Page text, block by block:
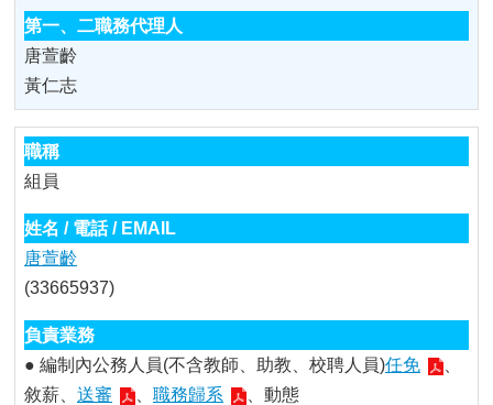
唐萱齡
黃仁志
組員
唐萱齡
(33665937)
● 編制內公務人員(不含教師、助教、校聘人員)任免
敘薪、 送審 職務歸系
、動態